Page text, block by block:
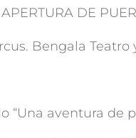
DE
Bengala Teatro
“Una aventura de